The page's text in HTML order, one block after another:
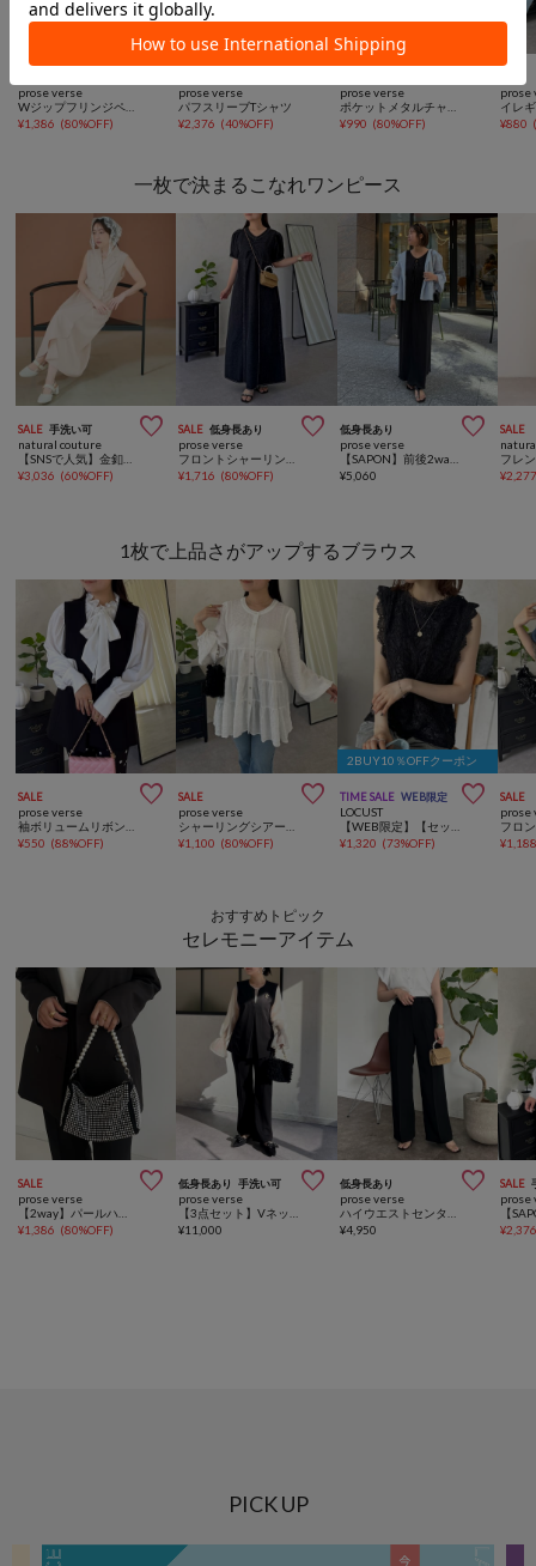

prose verse
¥1,386 (80%OFF)

prose verse
パフスリーブTシャツ
¥2,376 (40%OFF)

prose verse
¥990 (80%OFF)
prose
¥880
一枚で決まるこなれワンピース
SALE 手洗い可 
natural couture
【SNSで人気】金釦テーラーワンピース
¥3,036 (60%OFF)
SALE 低身長あり 
prose verse
フロントシャーリングＡラインデニムワンピース
¥1,716 (80%OFF)
低身長あり 
prose verse
【SAPON】前後2wayカットプリーツワンピース
¥5,060
SALE
¥
1枚で上品さがアップするブラウス
SALE 
prose verse
¥550 (88%OFF)
SALE 
prose verse
¥1,100 (80%OFF)
2BUY10％OFFクーポン
TIME SALE WEB限定 
LOCUST
¥1,320 (73%OFF)
SALE
prose
¥
おすすめトピック
セレモニーアイテム
SALE 
prose verse
¥1,386 (80%OFF)
低身長あり 手洗い可 
prose verse
¥11,000
低身長あり 
prose verse
¥4,950
SALE
prose
¥
PICK UP